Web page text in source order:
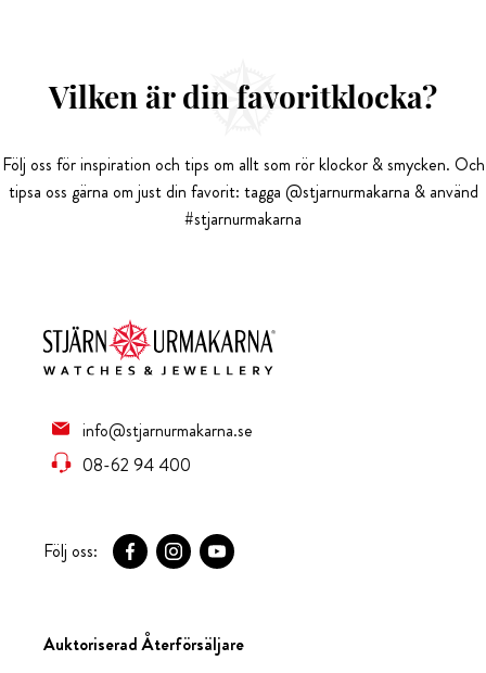
Vilken är din favoritklocka?
Följ oss för inspiration och tips om allt som rör klockor & smycken. Och
tipsa oss gärna om just din favorit: tagga @stjarnurmakarna & använd
#stjarnurmakarna
info@stjarnurmakarna.se
08-62 94 400
Följ oss:
Auktoriserad Återförsäljare